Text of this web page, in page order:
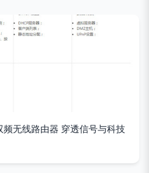
无线路由器 穿透信号与科技